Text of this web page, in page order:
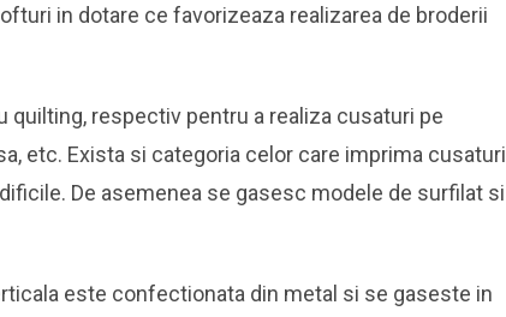
in dotare ce favorizeaza realizarea de broderii
respectiv pentru a realiza cusaturi pe
etc. Exista si categoria celor care imprima cusaturi
De asemenea se gasesc modele de surfilat si
este confectionata din metal si se gaseste in